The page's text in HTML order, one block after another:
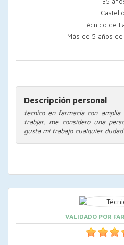
Técnico de
Más de 5 años
Descripción personal
tecnico en farmacia con amplia
trabjar, me considero una
gusta mi trabajo cualquier
VALIDADO POR